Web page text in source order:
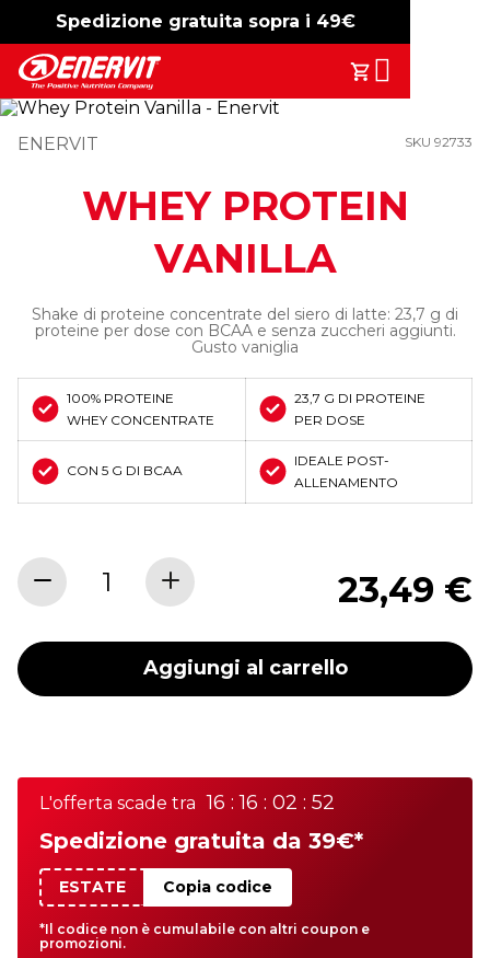
Spedizione gratuita sopra i 49€
-15% free shipping
Il Tuo
Search
ENERVIT SKU 92733
WHEY PROTEIN
VANILLA
Shake di proteine concentrate del siero di latte: 23,7 g di
proteine per dose con BCAA e senza zuccheri aggiunti.
Gusto vaniglia
100% PROTEINE
WHEY CONCENTRATE
23,7 G DI PROTEINE
PER DOSE
CON 5 G DI BCAA
IDEALE POST-
ALLENAMENTO
23,49 €
Aggiungi al carrello
L'offerta scade tra 16 : 16 : 02 : 52
Spedizione gratuita da 39€*
ESTATE Copia codice
*Il codice non è cumulabile con altri coupon e
promozioni.